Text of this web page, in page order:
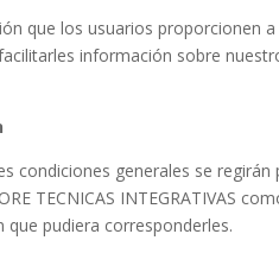
que los usuarios proporcionen
información sobre
condiciones generales se
TECNICAS INTEGRATIVAS
que pudiera corresponderles.